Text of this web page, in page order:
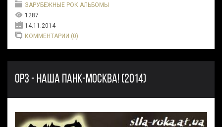
ЗАРУБЕЖНЫЕ РОК АЛЬБОМЫ
1287
14.11.2014
КОММЕНТАРИИ (0)
ОРЗ - НАША ПАНК-МОСКВА! (2014)